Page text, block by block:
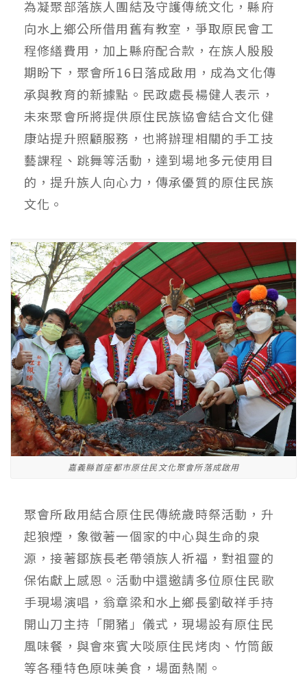
為凝聚部落族人團結及守護傳統文化，縣府
向水上鄉公所借用舊有教室，爭取原民會工
程修繕費用，加上縣府配合款，在族人殷殷
期盼下，聚會所16日落成啟用，成為文化傳
承與教育的新據點。民政處長楊健人表示，
未來聚會所將提供原住民族協會結合文化健
康站提升照顧服務，也將辦理相關的手工技
藝課程、跳舞等活動，達到場地多元使用目
的，提升族人向心力，傳承優質的原住民族
文化。
嘉義縣首座都市原住民文化聚會所落成啟用
聚會所啟用結合原住民傳統歲時祭活動，升
起狼煙，象徵著一個家的中心與生命的泉
源，接著鄒族長老帶領族人祈福，對祖靈的
保佑獻上感恩。活動中還邀請多位原住民歌
手現場演唱，翁章梁和水上鄉長劉敬祥手持
開山刀主持「開豬」儀式，現場設有原住民
風味餐，與會來賓大啖原住民烤肉、竹筒飯
等各種特色原味美食，場面熱鬧。